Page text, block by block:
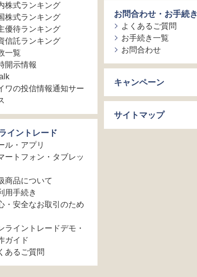
株式ランキング
株式ランキング
優待ランキング
信託ランキング
一覧
開示情報
ワの投信情報通知サー
イントレード
ル・アプリ
ートフォン・タブレッ
商品について
用手続き
・安全なお取引のため
ライントレードデモ・
ガイド
あるご質問
お問合わせ・お手続き
よくあるご質問
お手続き一覧
お問合わせ
キャンペーン
サイトマップ